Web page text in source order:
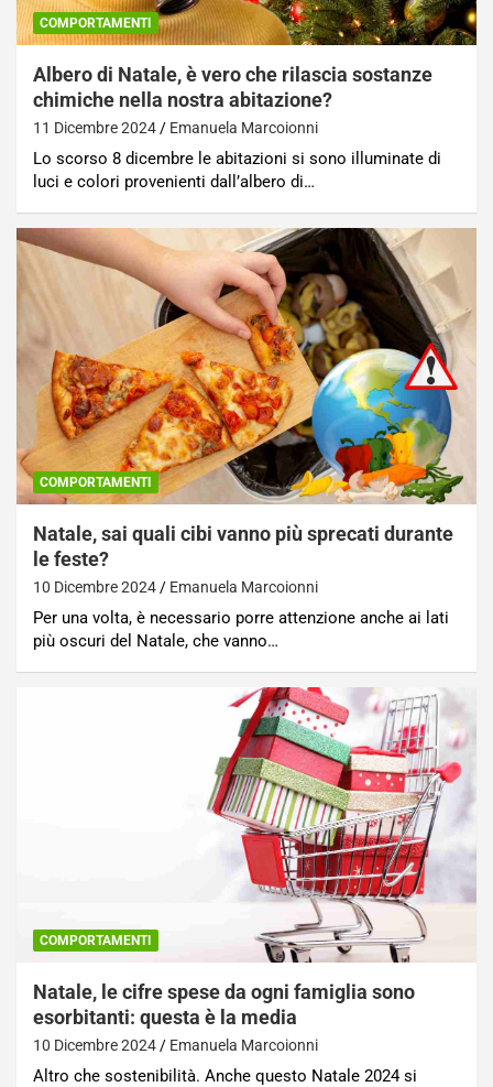
COMPORTAMENTI
Albero di Natale, è vero che rilascia sostanze
chimiche nella nostra abitazione?
11 Dicembre 2024 Emanuela Marcoionni
Lo scorso 8 dicembre le abitazioni si sono illuminate di
luci e colori provenienti dall’albero di…
COMPORTAMENTI
Natale, sai quali cibi vanno più sprecati durante
le feste?
10 Dicembre 2024 Emanuela Marcoionni
Per una volta, è necessario porre attenzione anche ai lati
più oscuri del Natale, che vanno…
COMPORTAMENTI
Natale, le cifre spese da ogni famiglia sono
esorbitanti: questa è la media
10 Dicembre 2024 Emanuela Marcoionni
Altro che sostenibilità. Anche questo Natale 2024 si